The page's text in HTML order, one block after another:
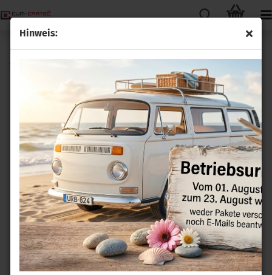
Hinweis:
Regensensor Plug&Play Nachrüstsatz für alle VW Vento
von 1991 - 1998